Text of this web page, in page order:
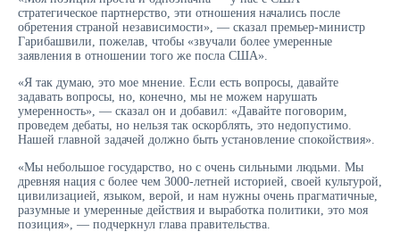
стратегическое партнерство, эти отношения начались после
обретения страной независимости», — сказал премьер-министр
Гарибашвили, пожелав, чтобы «звучали более умеренные
заявления в отношении того же посла США».
«Я так думаю, это мое мнение. Если есть вопросы, давайте
задавать вопросы, но, конечно, мы не можем нарушать
умеренность», — сказал он и добавил: «Давайте поговорим,
проведем дебаты, но нельзя так оскорблять, это недопустимо.
Нашей главной задачей должно быть установление спокойствия».
«Мы небольшое государство, но с очень сильными людьми. Мы
древняя нация с более чем 3000-летней историей, своей культурой,
цивилизацией, языком, верой, и нам нужны очень прагматичные,
разумные и умеренные действия и выработка политики, это моя
позиция», — подчеркнул глава правительства.